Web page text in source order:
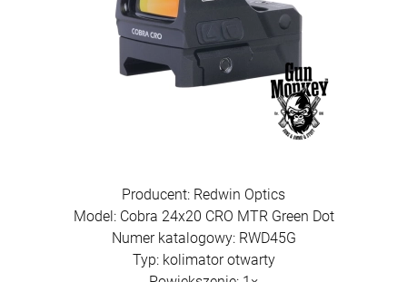
Producent: Redwin Optics
Model: Cobra 24x20 CRO MTR Green Dot
Numer katalogowy: RWD45G
Typ: kolimator otwarty